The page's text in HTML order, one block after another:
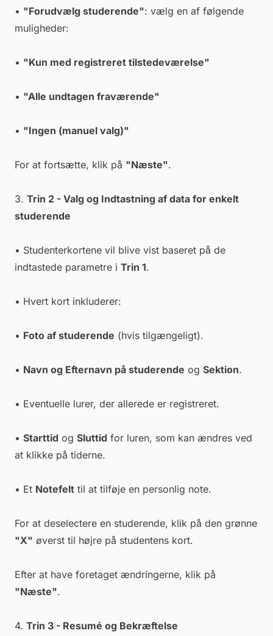
• "Forudvælg studerende": vælg en af følgende
muligheder:
• "Kun med registreret tilstedeværelse"
• "Alle undtagen fraværende"
• "Ingen (manuel valg)"
For at fortsætte, klik på "Næste".
3. Trin 2 - Valg og Indtastning af data for enkelt
studerende
• Studenterkortene vil blive vist baseret på de
indtastede parametre i Trin 1.
• Hvert kort inkluderer:
• Foto af studerende (hvis tilgængeligt).
• Navn og Efternavn på studerende og Sektion.
• Eventuelle lurer, der allerede er registreret.
• Starttid og Sluttid for luren, som kan ændres ved
at klikke på tiderne.
• Et Notefelt til at tilføje en personlig note.
For at deselectere en studerende, klik på den grønne
"X" øverst til højre på studentens kort.
Efter at have foretaget ændringerne, klik på
"Næste".
4. Trin 3 - Resumé og Bekræftelse